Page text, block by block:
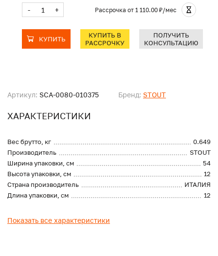
Артикул: SCA-0080-010375 Бренд: STOUT
ХАРАКТЕРИСТИКИ
Вес брутто, кг
0.649
Производитель
STOUT
Ширина упаковки, см
54
Высота упаковки, см
12
Страна производитель
ИТАЛИЯ
Длина упаковки, см
12
Показать все характеристики
- + Рассрочка от 1 110.00 ₽/мес
КУПИТЬ
КУПИТЬ В
РАССРОЧКУ
ПОЛУЧИТЬ
КОНСУЛЬТАЦИЮ